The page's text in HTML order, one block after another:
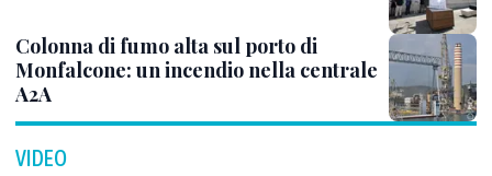
Colonna di fumo alta sul porto di
Monfalcone: un incendio nella centrale
A2A
VIDEO